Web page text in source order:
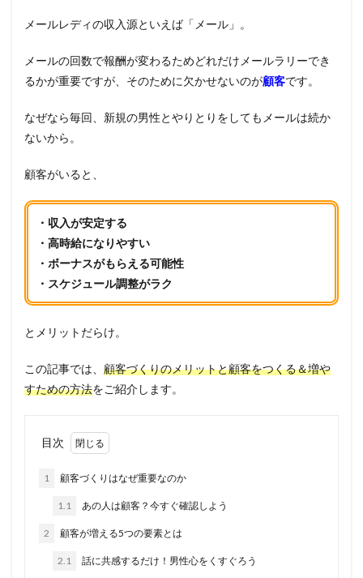
メールレディの収入源といえば「メール」。
メールの回数で報酬が変わるためどれだけメールラリーでき
るかが重要ですが、そのために欠かせないのが顧客です。
なぜなら毎回、新規の男性とやりとりをしてもメールは続か
ないから。
顧客がいると、
・収入が安定する
・高時給になりやすい
・ボーナスがもらえる可能性
・スケジュール調整がラク
とメリットだらけ。
この記事では、 顧客づくりのメリットと顧客をつくる＆増や
すための方法をご紹介します。
目次
1 顧客づくりはなぜ重要なのか
1.1 あの人は顧客？今すぐ確認しよう
2 顧客が増える5つの要素とは
2.1 話に共感するだけ！男性心をくすぐろう